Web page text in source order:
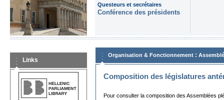
Questeurs et secrétaires
Conférence des présidents
Links
Organisation & Fonctionnement :
Composition des législatures
Pour consulter la composition des Assemblées